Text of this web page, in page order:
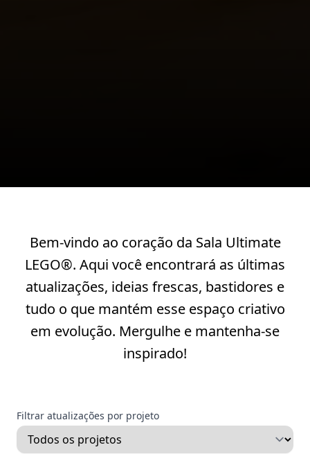
Bem-vindo ao coração da Sala Ultimate
LEGO®. Aqui você encontrará as últimas
atualizações, ideias frescas, bastidores e
tudo o que mantém esse espaço criativo
em evolução. Mergulhe e mantenha-se
inspirado!
Filtrar atualizações por projeto